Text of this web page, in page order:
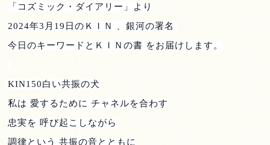
「コズミック・ダイアリー」より
2024年3 月 19 日のＫＩＮ 、銀河の署名
今日のキーワードとＫＩＮの書 をお届けします。
KIN150白い共振の犬
私は 愛するために チャネルを合わす
忠実を 呼び起こしながら
調律という 共振の音とともに